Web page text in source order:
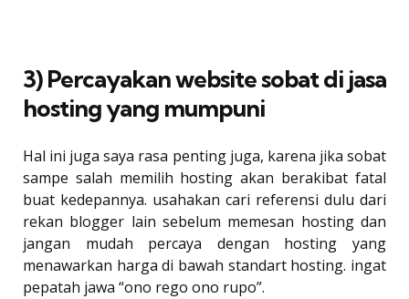
3) Percayakan website sobat di jasa
hosting yang mumpuni
Hal ini juga saya rasa penting juga, karena jika sobat
sampe salah memilih hosting akan berakibat fatal
buat kedepannya. usahakan cari referensi dulu dari
rekan blogger lain sebelum memesan hosting dan
jangan mudah percaya dengan hosting yang
menawarkan harga di bawah standart hosting. ingat
pepatah jawa “ono rego ono rupo”.